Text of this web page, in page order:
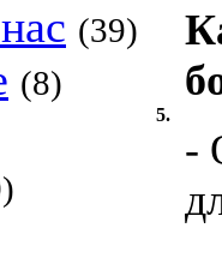
(39)
(8)
5.
-